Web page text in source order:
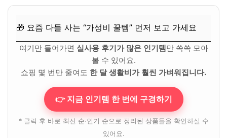
🎁 요즘 다들 사는 “가성비 꿀템” 먼저 보고 가세요
여기만 들어가면 실사용 후기가 많은 인기템만 쏙쏙 모아
볼 수 있어요.
쇼핑 몇 번만 줄여도 한 달 생활비가 훨씬 가벼워집니다.
👉 지금 인기템 한 번에 구경하기
* 클릭 후 바로 최신 순·인기 순으로 정리된 상품들을 확인하실 수
있어요.